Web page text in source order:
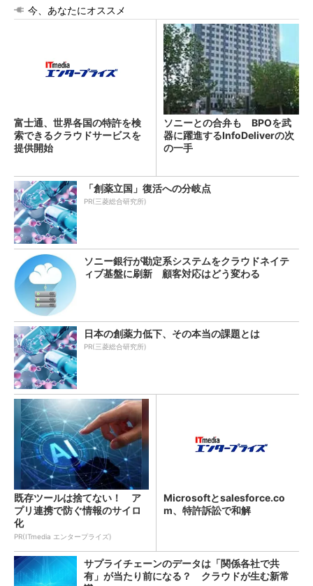
今、あなたにオススメ
富士通、世界各国の特許を検
索できるクラウドサービスを
提供開始
ソニーとの合弁も BPOを武
器に躍進するInfoDeliverの次
の一手
「創薬立国」復活への分岐点
PR(三菱総合研究所)
ソニー銀行が勘定系システムをクラウドネイテ
ィブ基盤に刷新 顧客対応はどう変わる
日本の創薬力低下、その本当の課題とは
PR(三菱総合研究所)
既存ツールは捨てない！ ア
プリ連携で防ぐ情報のサイロ
化
PR(ITmedia エンタープライズ)
Microsoftとsalesforce.co
m、特許訴訟で和解
サプライチェーンのデータは「関係各社で共
有」が当たり前になる？ クラウドが生む新常